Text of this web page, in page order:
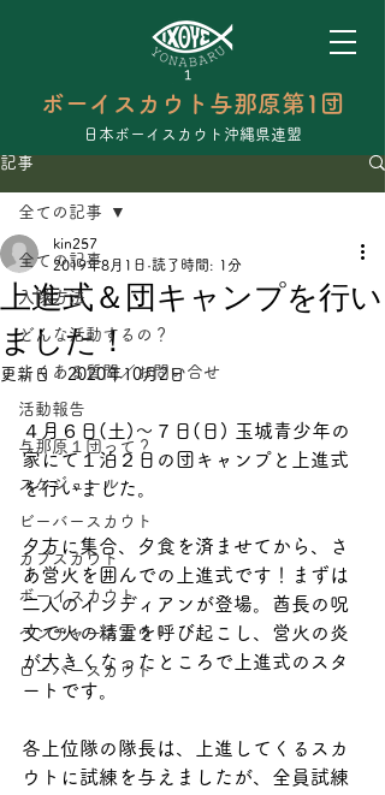
ボーイスカウト与那原第1団
日本ボーイスカウト沖縄県連盟
記事
全ての記事
入隊方法
どんな活動するの？
よくある質問／お問い合せ
活動報告
与那原１団って？
スケジュール
ビーバースカウト
カブスカウト
ボーイスカウト
ベンチャースカウト
ローバースカウト
全ての記事
上進式＆団キャンプを行い
ました！
kin257
2019年8月1日 読了時間: 1分
更新日：2020年10月2日
４月６日(土)～７日(日) 玉城青少年の
家にて１泊２日の団キャンプと上進式
を行いました。
夕方に集合、夕食を済ませてから、さ
あ営火を囲んでの上進式です！まずは
二人のインディアンが登場。酋長の呪
文で火の精霊を呼び起こし、営火の炎
が大きくなったところで上進式のスタ
ートです。
各上位隊の隊長は、上進してくるスカ
ウトに試練を与えましたが、全員試練